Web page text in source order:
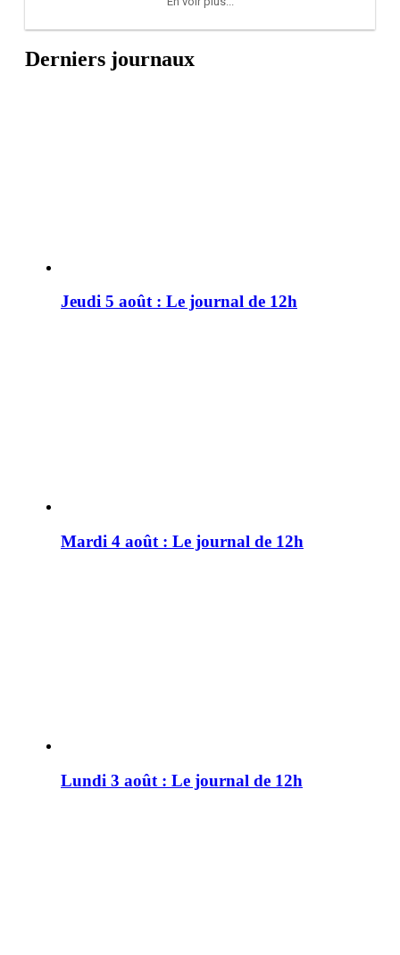
Derniers journaux
Jeudi 5 août : Le journal de 12h
Mardi 4 août : Le journal de 12h
Lundi 3 août : Le journal de 12h